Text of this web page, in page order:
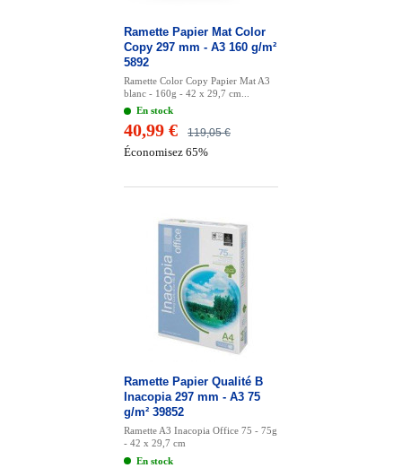
Ramette Papier Mat Color
Copy 297 mm - A3 160 g/m²
5892
Ramette Color Copy Papier Mat A3
blanc - 160g - 42 x 29,7 cm...
En stock
119,05 €
40,99 €
Économisez 65%
Ramette Papier Qualité B
Inacopia 297 mm - A3 75
g/m² 39852
Ramette A3 Inacopia Office 75 - 75g
- 42 x 29,7 cm
En stock